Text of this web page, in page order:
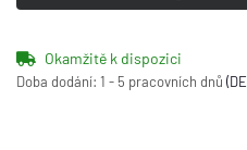
Okamžitě k dispozici
Doba dodání: 1 - 5 pracovních dnů